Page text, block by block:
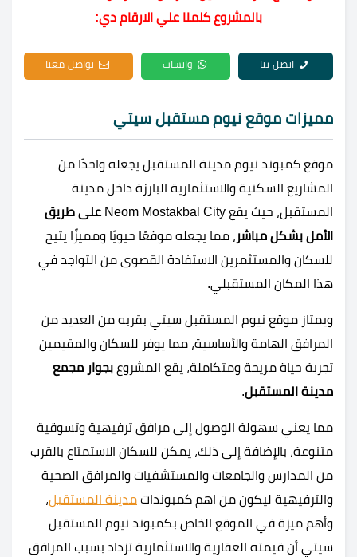
بالمشروع كلمنا علي الارقام دي:
اتصل بنا واتساب تواصل معنا
مميزات موقع نيوم مستقبل سيتي
موقع كمبوند نيوم مدينة المستقبل يجعله واحدًا من
المشاريع السكنية والاستثمارية البارزة داخل مدينة
المستقبل، حيث يقع Neom Mostakbal City
على طريق
الأمل بشكل مباشر ، مما يجعله موقعًا حيويًا ومميزًا يتيح
للسكان والمستثمرين الاستفادة القصوى من التواجد في
هذا المكان المستقبلي.
ويمتاز موقع نيوم المستقبل سيتي بقربه من العديد من
المرافق الهامة والأساسية، مما يوفر للسكان والمقيمين
تجربة حياة مريحة ومتكاملة، يقع المشروع بجوار مجمع
مدينة المستقبل.
مما يعني سهولة الوصول إلى مرافق ترفيهية وتسوقية
متنوعة، بالإضافة إلى ذلك، يمكن للسكان الاستمتاع بالقرب
من المدارس والجامعات والمستشفيات والمرافق الصحية
والترفيهية ليكون من اهم كمبوندات مدينة المستقبل،
وأهم ميزة في الموقع الخاص بكمبوند نيوم المستقبل
سيتي أن قيمته العقارية والاستثمارية تزداد بسبب المرافق